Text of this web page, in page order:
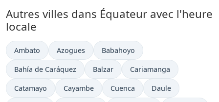
Autres villes dans Équateur avec l'heure
locale
Heure actuelle à
Ambato Heure actuelle à
Azogues Heure actuelle à
Babahoyo
Heure actuelle à
Bahía de Caráquez Heure actuelle à
Balzar Heure actuelle à
Cariamanga
Heure actuelle à
Catamayo Heure actuelle à
Cayambe Heure actuelle à
Cuenca Heure actuelle à
Daule